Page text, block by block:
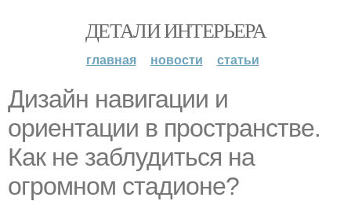
ДЕТАЛИ ИНТЕРЬЕРА
главная новости статьи
Дизайн навигации и
ориентации в пространстве.
Как не заблудиться на
огромном стадионе?